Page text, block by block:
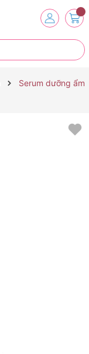
Serum dưỡng ẩm